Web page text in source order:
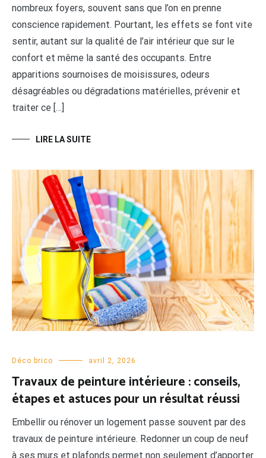
nombreux foyers, souvent sans que l’on en prenne
conscience rapidement. Pourtant, les effets se font vite
sentir, autant sur la qualité de l’air intérieur que sur le
confort et même la santé des occupants. Entre
apparitions sournoises de moisissures, odeurs
désagréables ou dégradations matérielles, prévenir et
traiter ce […]
LIRE LA SUITE
Déco brico avril 2, 2026
Travaux de peinture intérieure : conseils,
étapes et astuces pour un résultat réussi
Embellir ou rénover un logement passe souvent par des
travaux de peinture intérieure. Redonner un coup de neuf
à ses murs et plafonds permet non seulement d’apporter